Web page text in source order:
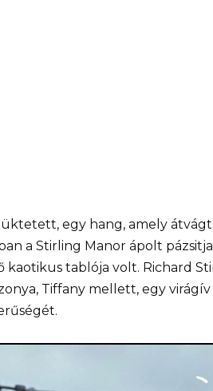
egy hang, amely
a Stirling Manor ápolt
tablója volt. Richard
Tiffany mellett, egy